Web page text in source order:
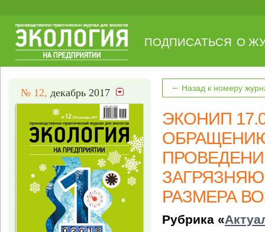
ПОДПИСАТЬСЯ О
№ 12, декабрь 2017 ← Назад к номеру
ЭКОНИП
РАЗМЕРА
Рубрика «